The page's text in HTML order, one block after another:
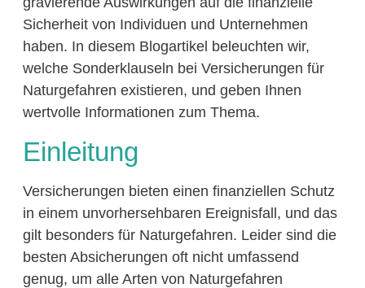
Sicherheit von Individuen und Unternehmen
haben. In diesem Blogartikel beleuchten wir,
welche Sonderklauseln bei Versicherungen für
Naturgefahren existieren, und geben Ihnen
wertvolle Informationen zum Thema.
Einleitung
Versicherungen bieten einen finanziellen Schutz
in einem unvorhersehbaren Ereignisfall, und das
gilt besonders für Naturgefahren. Leider sind die
besten Absicherungen oft nicht umfassend
genug, um alle Arten von Naturgefahren